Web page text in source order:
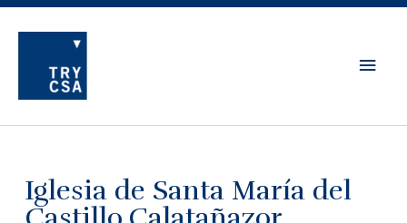
Iglesia de Santa María del